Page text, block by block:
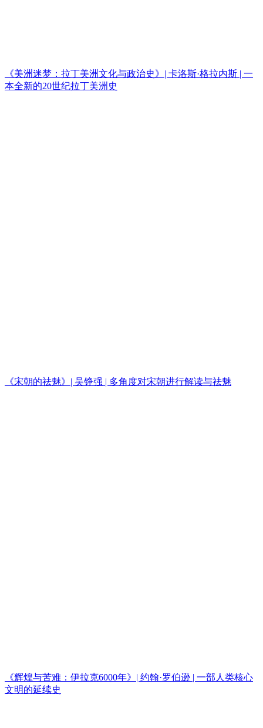
《美洲迷梦：拉丁美洲文化与政治史》| 卡洛斯·格拉内斯 | 一
本全新的20世纪拉丁美洲史
《宋朝的祛魅》| 吴铮强 | 多角度对宋朝进行解读与祛魅
《辉煌与苦难：伊拉克6000年》| 约翰·罗伯逊 | 一部人类核心
文明的延续史